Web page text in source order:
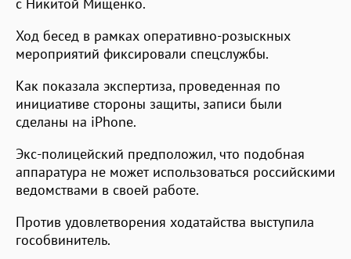
Ход бесед в рамках оперативно-розыскных
мероприятий фиксировали спецслужбы.
Как показала экспертиза, проведенная по
инициативе стороны защиты, записи были
сделаны на iPhone.
Экс-полицейский предположил, что подобная
аппаратура не может использоваться российскими
ведомствами в своей работе.
Против удовлетворения ходатайства выступила
гособвинитель.